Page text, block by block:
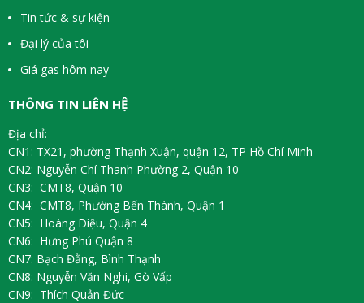
Tin tức & sự kiện
Đại lý của tôi
Giá gas hôm nay
THÔNG TIN LIÊN HỆ
Địa chỉ:
CN1: TX21, phường Thạnh Xuận, quận 12, TP Hồ Chí Minh
CN2: Nguyễn Chí Thanh Phường 2, Quận 10
CN3: CMT8, Quận 10
CN4: CMT8, Phường Bến Thành, Quận 1
CN5: Hoàng Diệu, Quận 4
CN6: Hưng Phú Quận 8
CN7: Bạch Đằng, Bình Thạnh
CN8: Nguyễn Văn Nghi, Gò Vấp
CN9: Thích Quản Đức